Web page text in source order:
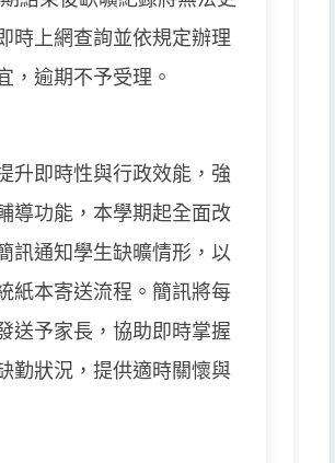
時上網查詢並依規定辦理
，逾期不予受理。
升即時性與行政效能，強
導功能，本學期起全面改
訊通知學生缺曠情形，以
紙本寄送流程。簡訊將每
送予家長，協助即時掌握
勤狀況，提供適時關懷與